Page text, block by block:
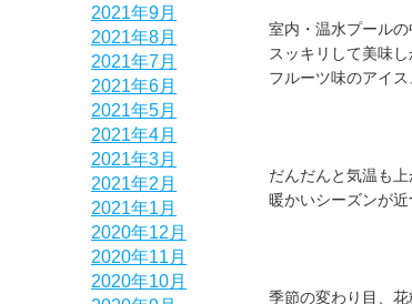
2021年9月
2021年8月
2021年7月
2021年6月
2021年5月
2021年4月
2021年3月
2021年2月
2021年1月
2020年12月
2020年11月
2020年10月
室内・温水プール
スッキリして美味
フルーツ味のアイ
だんだんと気温も上
暖かいシーズンが
季節の変わり目、